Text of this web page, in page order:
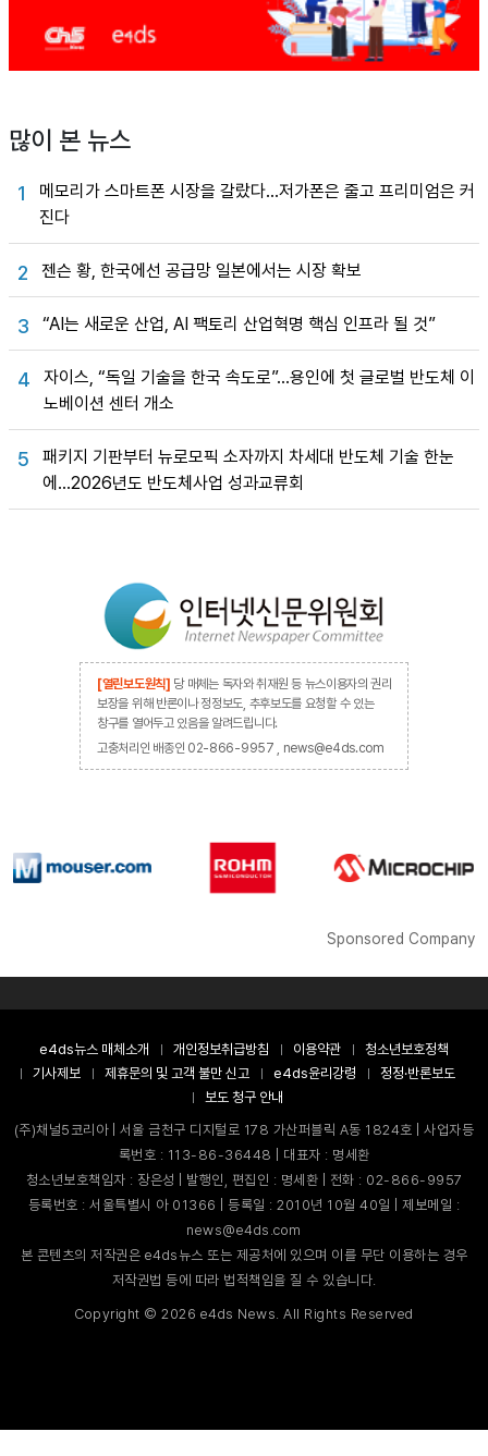
많이 본 뉴스
1
메모리가 스마트폰 시장을 갈랐다…저가폰은 줄고 프리미엄은 커
진다
2 젠슨 황, 한국에선 공급망 일본에서는 시장 확보
3 “AI는 새로운 산업, AI 팩토리 산업혁명 핵심 인프라 될 것”
4
자이스, “독일 기술을 한국 속도로”…용인에 첫 글로벌 반도체 이
노베이션 센터 개소
5
패키지 기판부터 뉴로모픽 소자까지 차세대 반도체 기술 한눈
에…2026년도 반도체사업 성과교류회
[열린보도원칙] 당 매체는 독자와 취재원 등 뉴스이용자의 권리
보장을 위해 반론이나 정정보도, 추후보도를 요청할 수 있는
창구를 열어두고 있음을 알려드립니다.
고충처리인 배종인 02-866-9957 , news@e4ds.com
Sponsored Company
e4ds뉴스 매체소개 개인정보취급방침 이용약관
청소년보호정책
기사제보
제휴문의 및 고객 불만 신고 e4ds윤리강령
정정·반론보도
보도 청구 안내
(주)채널5코리아 | 서울 금천구 디지털로 178 가산퍼블릭 A동 1824호 | 사업자등
록번호 : 113-86-36448 | 대표자 : 명세환
청소년보호책임자 : 장은성 | 발행인, 편집인 : 명세환 | 전화 : 02-866-9957
등록번호 : 서울특별시 아 01366 | 등록일 : 2010년 10월 40일 | 제보메일 :
news@e4ds.com
본 콘텐츠의 저작권은 e4ds뉴스 또는 제공처에 있으며 이를 무단 이용하는 경우
저작권법 등에 따라 법적책임을 질 수 있습니다.
Copyright ©2026 e4ds News. All Rights Reserved